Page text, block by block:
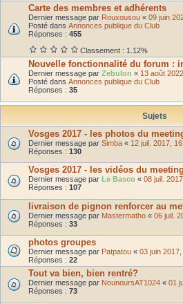
Carte des membres et adhérents
Dernier message par Rouxousou « 09 juin
Posté dans Annonces publique du Club
Réponses : 455
Classement : 1.12%
Nouvelle fonctionnalité du forum :
Dernier message par Zebulon « 13 août
Posté dans Annonces publique du Club
Réponses : 35
Sujets
Vosges 2017 - les photos du
Dernier message par Simba « 12 juil. 2017,
Réponses : 130
Vosges 2017 - les vidéos du meeting
Dernier message par Le Basco « 08 juil.
Réponses : 107
livraison de pignon renforcer au
Dernier message par Mastermatho « 06 juil.
Réponses : 33
photos groupes
Dernier message par Patpatou « 03 juin
Réponses : 22
Tout va bien, bien rentré?
Dernier message par NounoursAT1024 « 01
Réponses : 73